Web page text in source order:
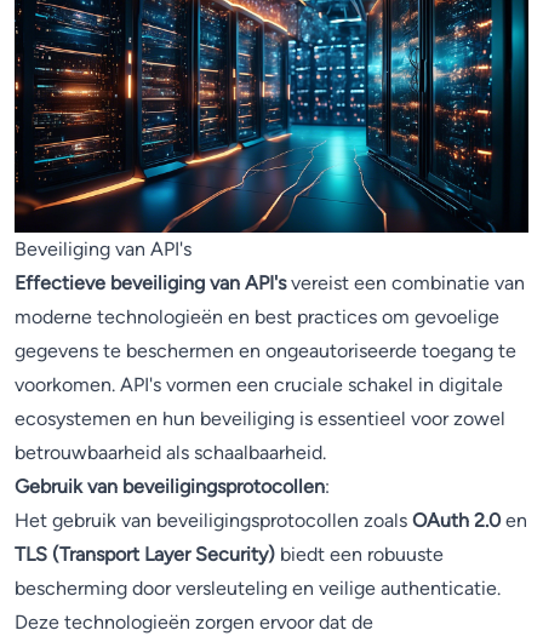
Beveiliging van API's
Effectieve beveiliging van API'svereist een combinatie van
moderne technologieën en best practices om gevoelige
gegevens te beschermen en ongeautoriseerde toegang te
voorkomen. API's vormen een cruciale schakel in digitale
ecosystemen en hun beveiliging is essentieel voor zowel
betrouwbaarheid als schaalbaarheid.
Gebruik van beveiligingsprotocollen:
Het gebruik van beveiligingsprotocollen zoals OAuth 2.0en
TLS (Transport Layer Security) biedt een robuuste
bescherming door versleuteling en veilige authenticatie.
Deze technologieën zorgen ervoor dat de